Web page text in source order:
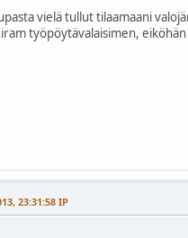
vielä tullut tilaamaani
työpöytävalaisimen,
23:31:58 IP